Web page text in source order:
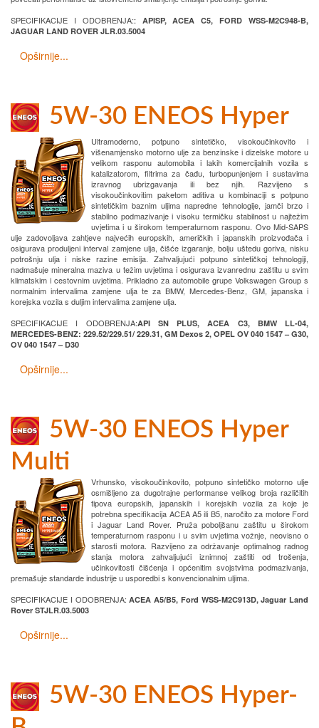
SPECIFIKACIJE I ODOBRENJA:: APISP, ACEA C5, FORD WSS-M2C948-B,
JAGUAR LAND ROVER JLR.03.5004
Opširnije...
5W-30 ENEOS Hyper
Ultramoderno, potpuno sintetičko, visokoučinkovito i
višenamjensko motorno ulje za benzinske i dizelske motore u
velikom rasponu automobila i lakih komercijalnih vozila s
katalizatorom, filtrima za čađu, turbopunjenjem i sustavima
izravnog ubrizgavanja ili bez njih. Razvijeno s
visokoučinkovitim paketom aditiva u kombinaciji s potpuno
sintetičkim baznim uljima napredne tehnologije, jamči brzo i
stabilno podmazivanje i visoku termičku stabilnost u najtežim
uvjetima i u širokom temperaturnom rasponu. Ovo Mid-SAPS
ulje zadovoljava zahtjeve najvećih europskih, američkih i japanskih proizvođača i
osigurava produljeni interval zamjene ulja, čišće izgaranje, bolju uštedu goriva, nisku
potrošnju ulja i niske razine emisija. Zahvaljujući potpuno sintetičkoj tehnologiji,
nadmašuje mineralna maziva u težim uvjetima i osigurava izvanrednu zaštitu u svim
klimatskim i cestovnim uvjetima. Prikladno za automobile grupe Volkswagen Group s
normalnim intervalima zamjene ulja te za BMW, Mercedes-Benz, GM, japanska i
korejska vozila s duljim intervalima zamjene ulja.
SPECIFIKACIJE I ODOBRENJA:API SN PLUS, ACEA C3, BMW LL-04,
MERCEDES-BENZ: 229.52/229.51/ 229.31, GM Dexos 2, OPEL OV 040 1547 – G30,
OV 040 1547 – D30
Opširnije...
5W-30 ENEOS Hyper
Multi
Vrhunsko, visokoučinkovito, potpuno sintetičko motorno ulje
osmišljeno za dugotrajne performanse velikog broja različitih
tipova europskih, japanskih i korejskih vozila za koje je
potrebna specifikacija ACEA A5 ili B5, naročito za motore Ford
i Jaguar Land Rover. Pruža poboljšanu zaštitu u širokom
temperaturnom rasponu i u svim uvjetima vožnje, neovisno o
starosti motora. Razvijeno za održavanje optimalnog radnog
stanja motora zahvaljujući iznimnoj zaštiti od trošenja,
učinkovitosti čišćenja i općenitim svojstvima podmazivanja,
premašuje standarde industrije u usporedbi s konvencionalnim uljima.
SPECIFIKACIJE I ODOBRENJA:ACEA A5/B5, Ford WSS-M2C913D, Jaguar Land
Rover STJLR.03.5003
Opširnije...
5W-30 ENEOS Hyper-